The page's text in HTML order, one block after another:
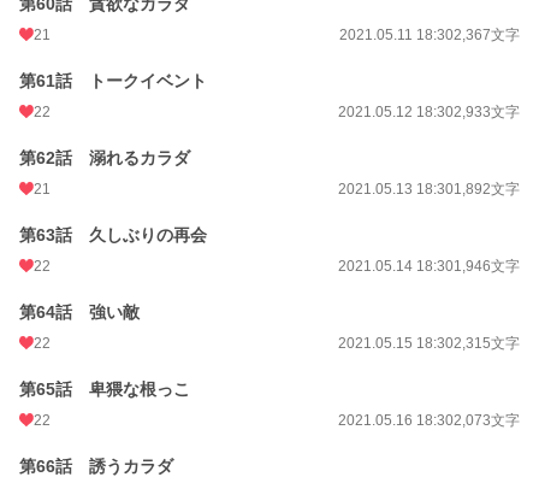
21 2021.05.11 18:302,367文字
第61話 トークイベント
22 2021.05.12 18:302,933文字
第62話 溺れるカラダ
21 2021.05.13 18:301,892文字
第63話 久しぶりの再会
22 2021.05.14 18:301,946文字
第64話 強い敵
22 2021.05.15 18:302,315文字
第65話 卑猥な根っこ
22 2021.05.16 18:302,073文字
第66話 誘うカラダ